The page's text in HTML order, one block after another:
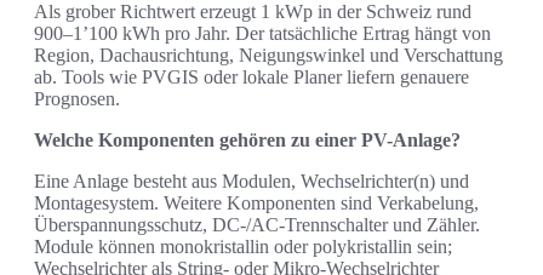
Als grober Richtwert erzeugt 1 kWp in der Schweiz rund
900–1’100 kWh pro Jahr. Der tatsächliche Ertrag hängt von
Region, Dachausrichtung, Neigungswinkel und Verschattung
ab. Tools wie PVGIS oder lokale Planer liefern genauere
Prognosen.
Welche Komponenten gehören zu einer PV-Anlage?
Eine Anlage besteht aus Modulen, Wechselrichter(n) und
Montagesystem. Weitere Komponenten sind Verkabelung,
Überspannungsschutz, DC-/AC-Trennschalter und Zähler.
Module können monokristallin oder polykristallin sein;
Wechselrichter als String- oder Mikro-Wechselrichter